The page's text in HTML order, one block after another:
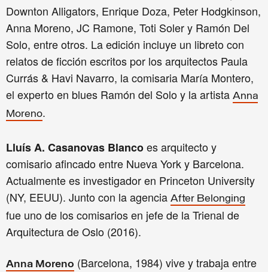
Downton Alligators, Enrique Doza, Peter Hodgkinson,
Anna Moreno, JC Ramone, Toti Soler y Ramón Del
Solo, entre otros. La edición incluye un libreto con
relatos de ficción escritos por los arquitectos Paula
Currás & Havi Navarro, la comisaria María Montero,
el experto en blues Ramón del Solo y la artista Anna
Moreno.
Lluís A. Casanovas Blancoes arquitecto y
comisario afincado entre Nueva York y Barcelona.
Actualmente es investigador en Princeton University
(NY, EEUU). Junto con la agencia After Belonging
fue uno de los comisarios en jefe de la Trienal de
Arquitectura de Oslo (2016).
Anna Moreno (Barcelona, 1984) vive y trabaja entre